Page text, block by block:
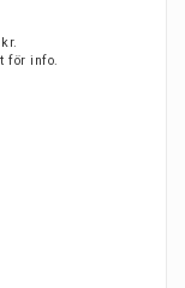
för info.